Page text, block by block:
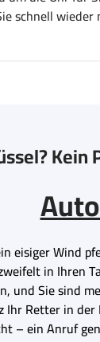
schnell wieder
eisiger Wind
in Ihren
Sie sind
Retter in der
– ein Anruf